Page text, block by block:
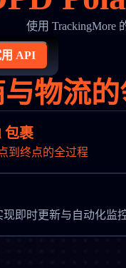
使用 TrackingMore
API
物流
包裹
到终点的全过程
现即时更新与自动化监